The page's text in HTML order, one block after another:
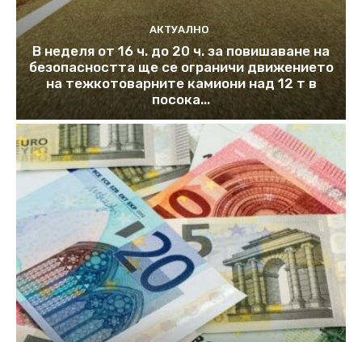
АКТУАЛНО
В неделя от 16 ч. до 20 ч. за повишаване на
безопасността ще се ограничи движението
на тежкотоварните камиони над 12 т в
посока...